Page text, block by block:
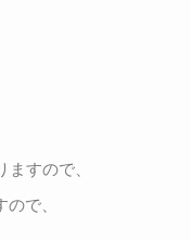
すので、
で、